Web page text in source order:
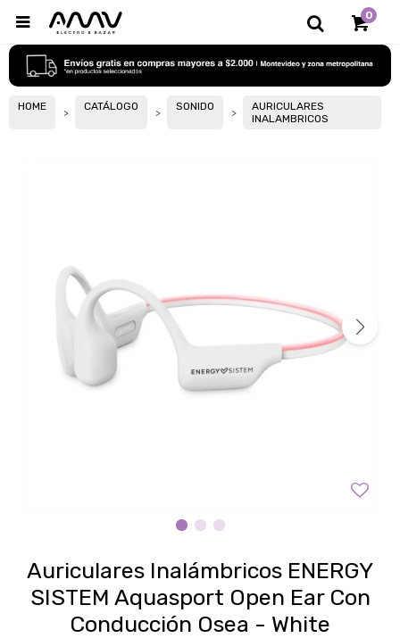
0

HOME CATÁLOGO SONIDO
AURICULARES
INALAMBRICOS
Auriculares Inalámbricos ENERGY
SISTEM Aquasport Open Ear Con
Conducción Osea - White